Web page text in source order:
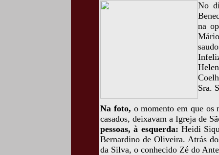
No
na
Sra.
Na foto, o momento em que
casados, deixavam a Igreja de
pessoas, à esquerda: Heidi
Bernardino de Oliveira. Atrás
da Silva, o conhecido Zé do